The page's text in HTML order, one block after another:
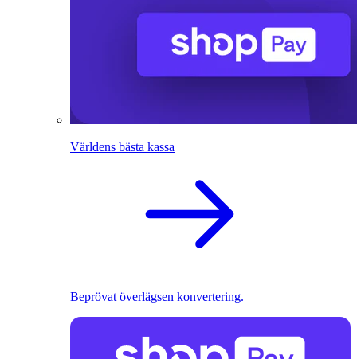
Världens bästa kassa
Beprövat överlägsen konvertering.